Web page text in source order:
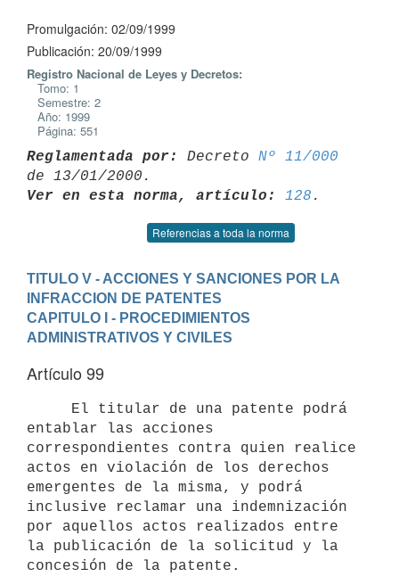
Promulgación: 02/09/1999
Publicación: 20/09/1999
Registro Nacional de Leyes y Decretos:
Tomo: 1
Semestre: 2
Año: 1999
Página: 551
Reglamentada por: Decreto Nº 11/000
Ver en esta norma, artículo:
128
Referencias a toda la norma
TITULO V - ACCIONES Y SANCIONES POR LA
INFRACCION DE PATENTES
CAPITULO I - PROCEDIMIENTOS
ADMINISTRATIVOS Y CIVILES
Artículo 99
entablar las acciones
correspondientes contra quien realice
actos en violación de los derechos
emergentes de la misma, y podrá
inclusive reclamar una indemnización
por aquellos actos realizados entre
la publicación de la solicitud y la
concesión de la patente.